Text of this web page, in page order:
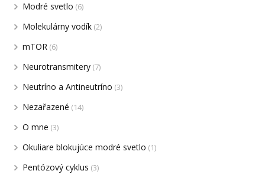
Modré svetlo (6)
Molekulárny vodík (2)
mTOR (6)
Neurotransmitery (7)
Neutríno a Antineutríno (3)
Nezařazené (14)
O mne (3)
Okuliare blokujúce modré svetlo (1)
Pentózový cyklus (3)